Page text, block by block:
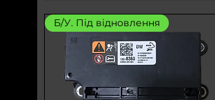
Б/У. Під відновлення